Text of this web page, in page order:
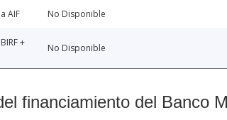
AIF No Disponible
+
No Disponible
financiamiento del Banco